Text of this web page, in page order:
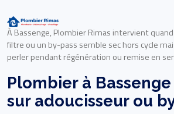
À Bassenge, Plombier Rimas intervient
filtre ou un by-pass semble sec hors cycle
perler pendant régénération ou remise en
Plombier à
sur adoucisseur ou